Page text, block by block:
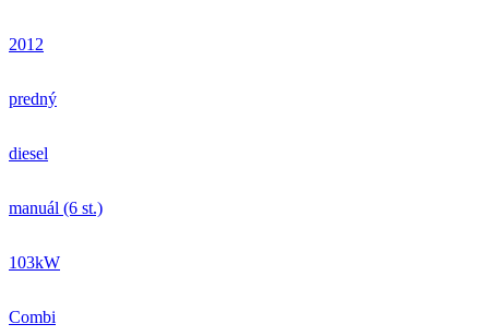
2012
predný
diesel
manuál (6 st.)
103kW
Combi